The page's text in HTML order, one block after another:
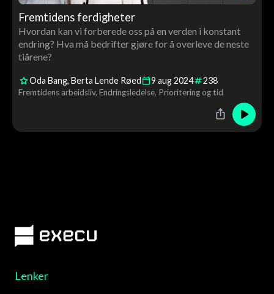
Fremtidens ferdigheter
Hvordan kan vi forberede oss på en verden i konstant
endring? Hva må bedrifter gjøre for å overleve de neste
tiårene?
Oda Bang Berta Lende Røed 9 aug2024 238
Fremtidens arbeidsliv Endringsledelse Prioritering og tid
Lenker